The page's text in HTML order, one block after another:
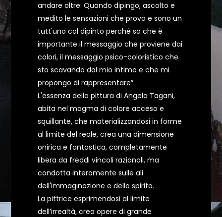
andare oltre. Quando dipingo, ascolto e
medito le sensazioni che provo e sono un
tutt'uno col dipinto perché so che è
importante il messaggio che proviene dai
colori, il messaggio psico-coloristico che
sto scavando dal mio intimo e che mi
propongo di rappresentare”.
L'essenza della pittura di Angela Tagani,
abita nel magma di colore acceso e
squillante, che materializzandosi in forme
al limite del reale, crea una dimensione
onirica e fantastica, completamente
libera da freddi vincoli razionali, ma
condotta interamente sulle ali
dell'immaginazione e dello spirito.
La pittrice esprimendosi al limite
dell’irrealtà, crea opere di grande